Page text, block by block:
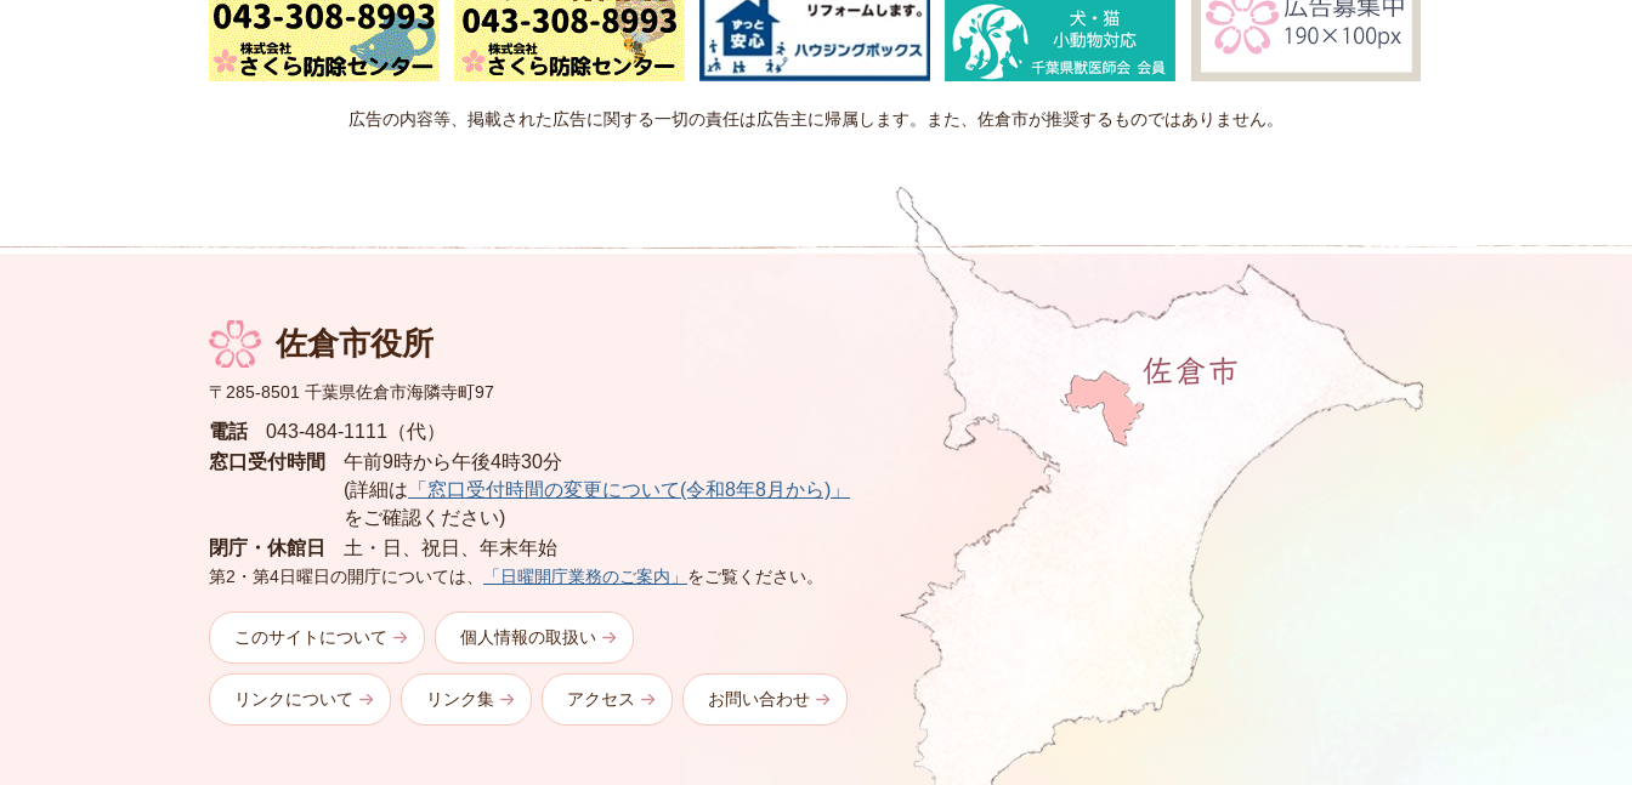
広告の内容等、掲載された広告に関する一切の責任は広告主に帰属します。また、佐倉市が推奨するものではありません。
佐倉市役所
〒285-8501 千葉県佐倉市海隣寺町97
電話
043-484-1111（代）
窓口受付時間
午前9時から午後4時30分
(詳細は 「窓口受付時間の変更について(令和8年8月から)」
をご確認ください)
閉庁・休館日
土・日、祝日、年末年始
第2・第4日曜日の開庁については、 「日曜開庁業務のご案内」 をご覧ください。
このサイトについて 個人情報の取扱い
リンクについて リンク集 アクセス お問い合わせ